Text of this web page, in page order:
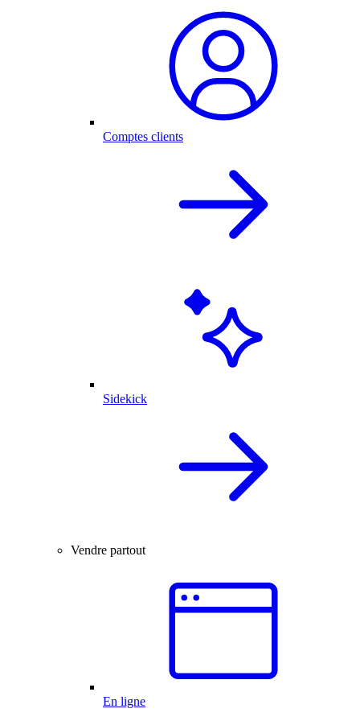
Comptes clients
Sidekick
Vendre partout
En ligne